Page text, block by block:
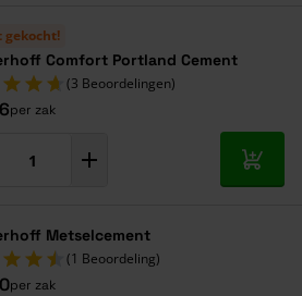
gekocht!
Comfort Portland Cement
(3 Beoordelingen)
per zak
In
Metselcement
(1 Beoordeling)
per zak